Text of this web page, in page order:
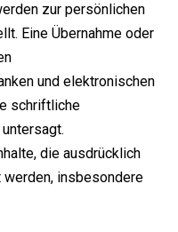
zur persönlichen
Eine Übernahme oder
und elektronischen
schriftliche
die ausdrücklich
insbesondere